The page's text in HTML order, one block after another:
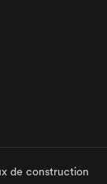
de construction